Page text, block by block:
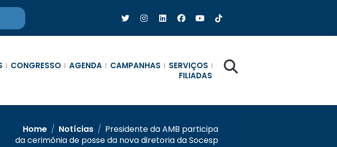
CONGRESSO AGENDA CAMPANHAS
SERVIÇOS
FILIADAS
Home / Notícias / Presidente da AMB participa
da cerimônia de posse da nova diretoria da Socesp